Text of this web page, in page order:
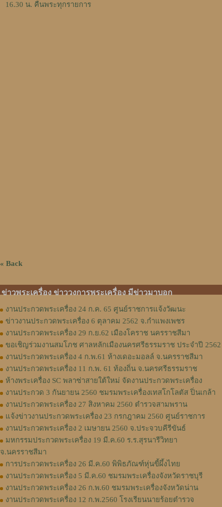
16.30 น. คืนพระทุกรายการ
« Back
ข่าวพระเครื่อง ข่าววงการพระเครื่อง มีข่าวมาบอก
งานประกวดพระเครื่อง 24 ก.ค. 65 ศูนย์ราชการแจ้งวัฒนะ
ข่าวงานประกวดพระเครื่อง 6 ตุลาคม 2562 จ.กำแพงเพชร
งานประกวดพระเครื่อง 29 ก.ย.62 เมืองโคราช นครราชสีมา
ขอเชิญร่วมงานสมโภช ศาลหลักเมืองนครศรีธรรมราช ประจำปี 2562
งานประกวดพระเครื่อง 4 ก.พ.61 ห้างเดอะมอลล์ จ.นครราชสีมา
งานประกวดพระเครื่อง 11 ก.พ. 61 ท้องถิ่น จ.นครศรีธรรมราช
ห้างพระเครื่อง SC พลาซ่าสายใต้ใหม่ จัดงานประกวดพระเครื่อง
งานประกวด 3 กันยายน 2560 ชมรมพระเครื่องเทสโกโลตัส ปิ่นเกล้า
งานประกวดพระเครื่อง 27 สิงหาคม 2560 ตำรวจสามพราน
แจ้งข่าวงานประกวดพระเครื่อง 23 กรกฎาคม 2560 ศูนย์ราชการ
งานประกวดพระเครื่อง 2 เมษายน 2560 จ.ประจวบคีรีขันธ์
มหกรรมประกวดพระเครื่อง 19 มี.ค.60 ร.ร.สุรนารีวิทยา
จ.นครราชสีมา
การประกวดพระเครื่อง 26 มี.ค.60 พิพิธภัณฑ์หุ่นขี้ผึ้งไทย
งานประกวดพระเครื่อง 5 มี.ค.60 ชมรมพระเครื่องจังหวัดราชบุรี
งานประกวดพระเครื่อง 26 ก.พ.60 ชมรมพระเครื่องจังหวัดน่าน
งานประกวดพระเครื่อง 12 ก.พ.2560 โรงเรียนนายร้อยตำรวจ